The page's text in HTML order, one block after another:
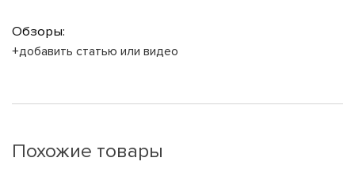
Обзоры:
+добавить статью или видео
Похожие товары